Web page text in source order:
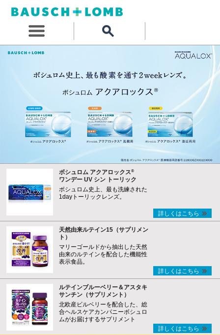
ボシュロム アクアロックス®
ワンデー UV シン トーリック
ボシュロム史上、最も洗練された
1dayトーリックレンズ。
詳しくはこちら
天然由来ルテイン15（サプリメン
ト）
マリーゴールドから抽出した天然
由来のルテインを配合した機能性
表示食品。
詳しくはこちら
ルテインブルーベリー＆アスタキ
サンチン（サプリメント）
北欧産ビルベリーを配合した、総
合ヘルスケアカンパニーボシュロ
ムがお届けするサプリメント
詳しくはこちら